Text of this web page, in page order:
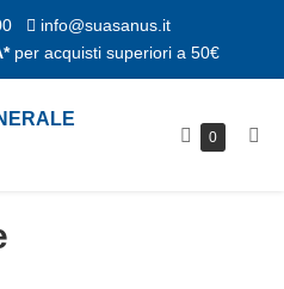
info@suasanus.it
per acquisti superiori a 50€
Carrello
0Articoli